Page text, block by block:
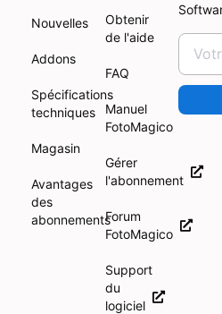
Nouvelles
Addons
Spécifications
techniques
Magasin
Avantages
des
abonnements
Obtenir
de l'aide
FAQ
Manuel
FotoMagico
Gérer
l'abonnement
Forum
FotoMagico
Support
du
logiciel